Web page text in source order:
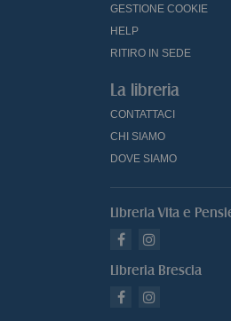
GESTIONE COOKIE
HELP
RITIRO IN SEDE
La libreria
CONTATTACI
CHI SIAMO
DOVE SIAMO
Libreria Vita e
Libreria Brescia